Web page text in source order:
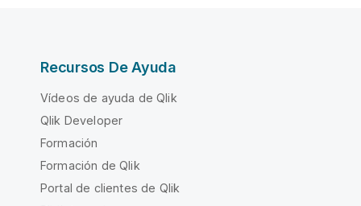
Recursos De Ayuda
Vídeos de ayuda de Qlik
Qlik Developer
Formación
Formación de Qlik
Portal de clientes de Qlik